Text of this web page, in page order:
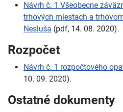
Návrh č. 1 Všeobecne
trhových miestach a
Nesluša (pdf, 14. 08. 2020).
Rozpočet
Návrh č. 1 rozpočtového
10. 09. 2020).
Ostatné dokumenty